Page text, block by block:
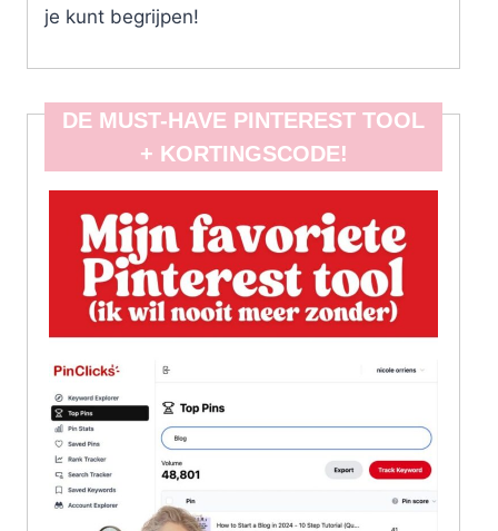
je kunt begrijpen!
DE MUST-HAVE PINTEREST TOOL
+ KORTINGSCODE!